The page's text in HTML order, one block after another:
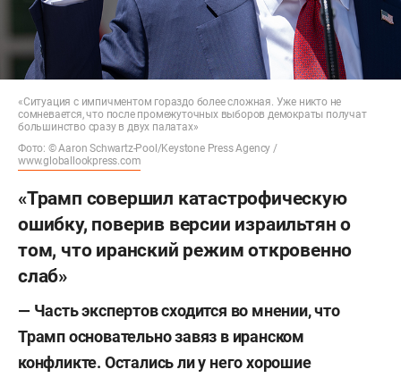
«Ситуация с импичментом гораздо более сложная. Уже никто не
сомневается, что после промежуточных выборов демократы получат
большинство сразу в двух палатах»
Фото: © Aaron Schwartz-Pool/Keystone Press Agency /
www.globallookpress.com
«Трамп совершил катастрофическую
ошибку, поверив версии израильтян о
том, что иранский режим откровенно
слаб»
— Часть экспертов сходится во мнении, что
Трамп основательно завяз в иранском
конфликте. Остались ли у него хорошие